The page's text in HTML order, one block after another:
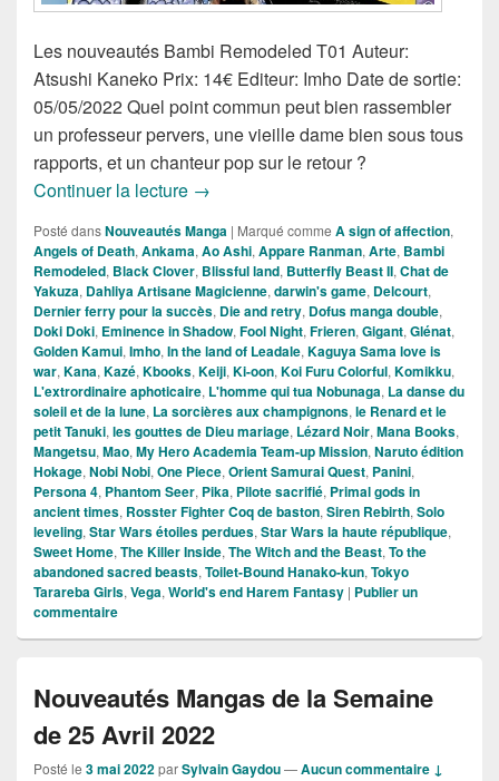
Les nouveautés Bambi Remodeled T01 Auteur:
Atsushi Kaneko Prix: 14€ Editeur: Imho Date de sortie:
05/05/2022 Quel point commun peut bien rassembler
un professeur pervers, une vieille dame bien sous tous
rapports, et un chanteur pop sur le retour ?
Continuer la lecture Nouveautés Mangas de la Semaine
→
Posté dansNouveautés Manga | Marqué comme A sign of affection,
Angels of Death, Ankama, Ao Ashi, Appare Ranman, Arte, Bambi
Remodeled, Black Clover, Blissful land, Butterfly Beast II, Chat de
Yakuza, Dahliya Artisane Magicienne, darwin's game, Delcourt,
Dernier ferry pour la succès, Die and retry, Dofus manga double,
Doki Doki, Eminence in Shadow, Fool Night, Frieren, Gigant, Glénat,
Golden Kamui, Imho, In the land of Leadale, Kaguya Sama love is
war, Kana, Kazé, Kbooks, Keiji, Ki-oon, Koi Furu Colorful, Komikku,
L'extrordinaire aphoticaire, L'homme qui tua Nobunaga, La danse du
soleil et de la lune, La sorcières aux champignons, le Renard et le
petit Tanuki, les gouttes de Dieu mariage, Lézard Noir, Mana Books,
Mangetsu, Mao, My Hero Academia Team-up Mission, Naruto édition
Hokage, Nobi Nobi, One Piece, Orient Samurai Quest, Panini,
Persona 4, Phantom Seer, Pika, Pilote sacrifié, Primal gods in
ancient times, Rosster Fighter Coq de baston, Siren Rebirth, Solo
leveling, Star Wars étoiles perdues, Star Wars la haute république,
Sweet Home, The Killer Inside, The Witch and the Beast, To the
abandoned sacred beasts, Toilet-Bound Hanako-kun, Tokyo
Tarareba Girls, Vega, World's end Harem Fantasy | Publier un
commentaire
Nouveautés Mangas de la Semaine
de 25 Avril 2022
Posté le 3 mai 2022parSylvain Gaydou—Aucun commentaire ↓